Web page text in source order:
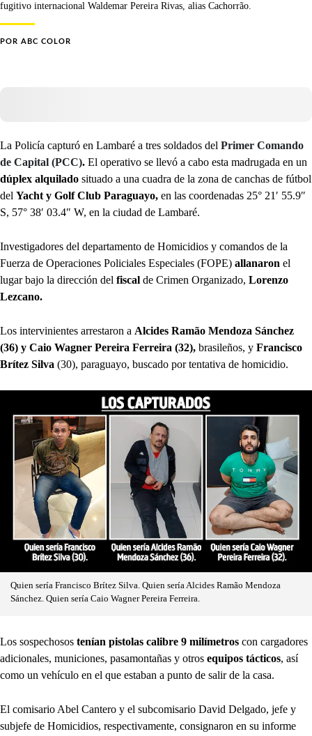
fugitivo internacional Waldemar Pereira Rivas, alias Cachorrão.
POR ABC COLOR
La Policía capturó en Lambaré a tres soldados del Primer Comando
de Capital (PCC). El operativo se llevó a cabo esta madrugada en un
dúplex alquilado situado a una cuadra de la zona de canchas de fútbol
del Yacht y Golf Club Paraguayo, en las coordenadas 25° 21′ 55.9″
S, 57° 38′ 03.4″ W, en la ciudad de Lambaré.
Investigadores del departamento de Homicidios y comandos de la
Fuerza de Operaciones Policiales Especiales (FOPE) allanaron el
lugar bajo la dirección del fiscal de Crimen Organizado, Lorenzo
Lezcano.
Los intervinientes arrestaron a Alcides Ramão Mendoza Sánchez
(36) y Caio Wagner Pereira Ferreira (32), brasileños, y Francisco
Brítez Silva (30), paraguayo, buscado por tentativa de homicidio.
Quien sería Francisco Brítez Silva. Quien sería Alcides Ramão Mendoza
Sánchez. Quien sería Caio Wagner Pereira Ferreira.
Los sospechosos tenían pistolas calibre 9 milímetros con cargadores
adicionales, municiones, pasamontañas y otros equipos tácticos, así
como un vehículo en el que estaban a punto de salir de la casa.
El comisario Abel Cantero y el subcomisario David Delgado, jefe y
subjefe de Homicidios, respectivamente, consignaron en su informe